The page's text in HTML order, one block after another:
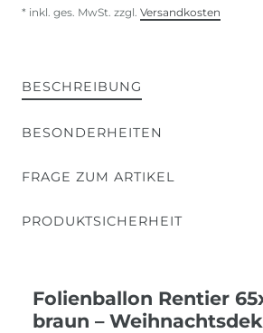
* inkl. ges. MwSt. zzgl. Versandkosten
BESCHREIBUNG
BESONDERHEITEN
FRAGE ZUM ARTIKEL
PRODUKTSICHERHEIT
Folienballon Rentier
braun –